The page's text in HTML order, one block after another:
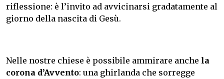
riflessione: è l’invito ad avvicinarsi gradatamente al
giorno della nascita di Gesù.
Nelle nostre chiese è possibile ammirare anche la
corona d’Avvento: una ghirlanda che sorregge